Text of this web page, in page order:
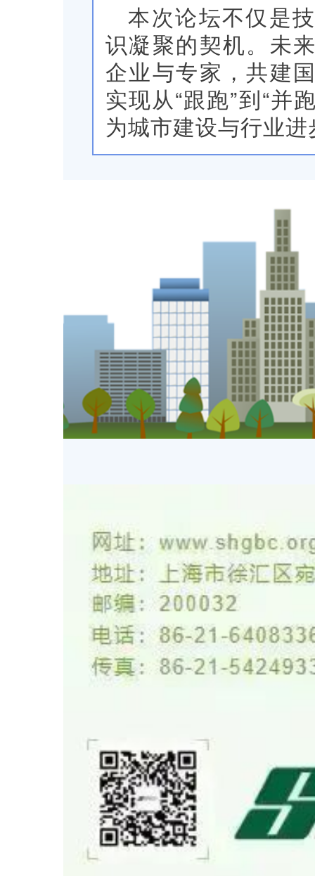
本次论坛不仅是
识凝聚的契机。 未
企业与专家，共建
实现从“跟跑”到“并
为城市建设与行业